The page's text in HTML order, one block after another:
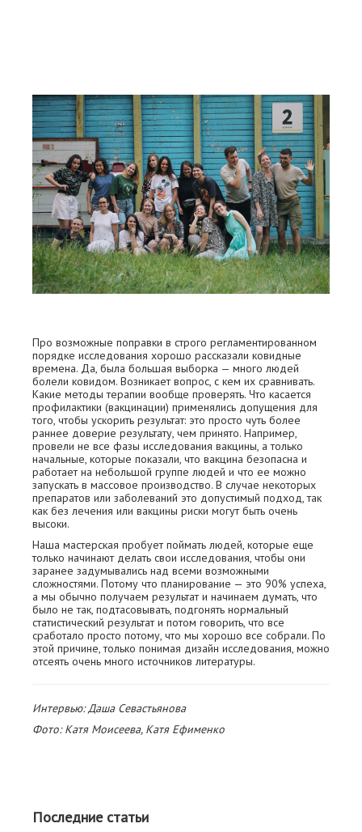
Про возможные поправки в строго регламентированном
порядке исследования хорошо рассказали ковидные
времена. Да, была большая выборка — много людей
болели ковидом. Возникает вопрос, с кем их сравнивать.
Какие методы терапии вообще проверять. Что касается
профилактики (вакцинации) применялись допущения для
того, чтобы ускорить результат: это просто чуть более
раннее доверие результату, чем принято. Например,
провели не все фазы исследования вакцины, а только
начальные, которые показали, что вакцина безопасна и
работает на небольшой группе людей и что ее можно
запускать в массовое производство. В случае некоторых
препаратов или заболеваний это допустимый подход, так
как без лечения или вакцины риски могут быть очень
высоки.
Наша мастерская пробует поймать людей, которые еще
только начинают делать свои исследования, чтобы они
заранее задумывались над всеми возможными
сложностями. Потому что планирование — это 90% успеха,
а мы обычно получаем результат и начинаем думать, что
было не так, подтасовывать, подгонять нормальный
статистический результат и потом говорить, что все
сработало просто потому, что мы хорошо все собрали. По
этой причине, только понимая дизайн исследования, можно
отсеять очень много источников литературы.
Интервью: Даша Севастьянова
Фото: Катя Моисеева, Катя Ефименко
Последние статьи